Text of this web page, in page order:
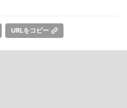
URLをコピー